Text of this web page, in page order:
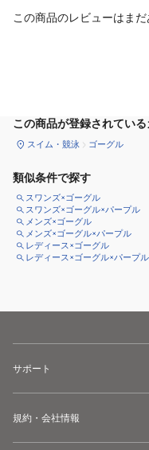
この商品のレビューはまだ
この商品が登録されている
スイム・競泳 ゴーグル
類似条件で探す
スワンズ×ゴーグル
スワンズ×ゴーグル×パープル
メンズ×ゴーグル
メンズ×ゴーグル×パープル
レディース×ゴーグル
レディース×ゴーグル×パープル
サポート
規約・会社情報